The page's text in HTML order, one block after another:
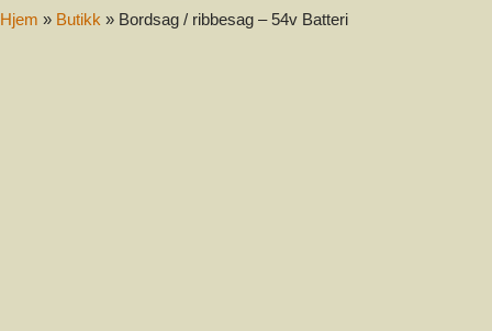
Hjem » Butikk » Bordsag / ribbesag – 54v Batteri